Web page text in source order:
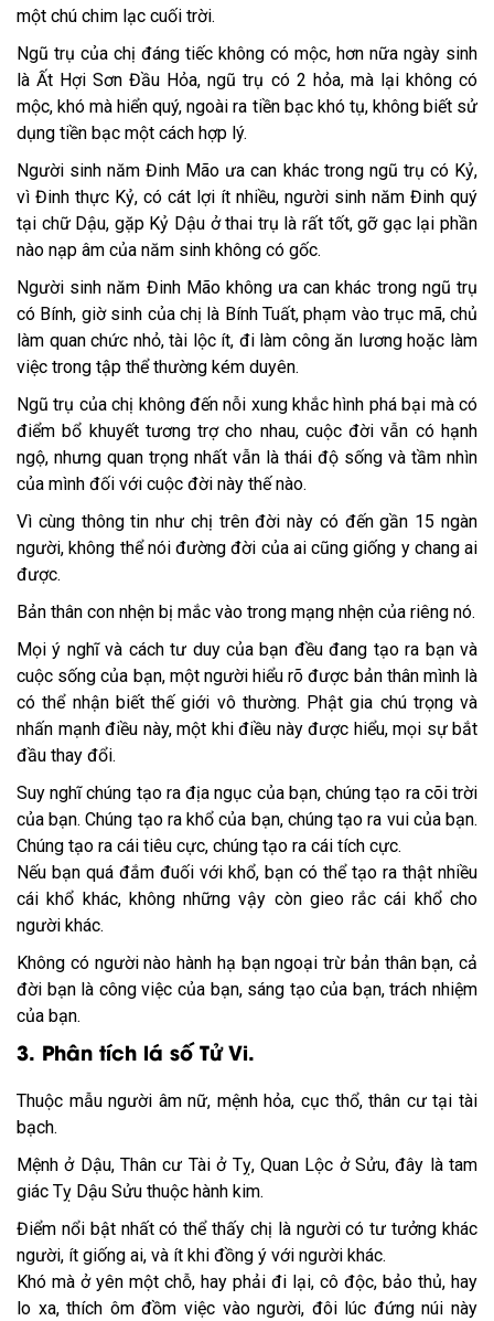
một chú chim lạc cuối trời.
Ngũ trụ của chị đáng tiếc không có mộc, hơn nữa ngày sinh
là Ất Hợi Sơn Đầu Hỏa, ngũ trụ có 2 hỏa, mà lại không có
mộc, khó mà hiển quý, ngoài ra tiền bạc khó tụ, không biết sử
dụng tiền bạc một cách hợp lý.
Người sinh năm Đinh Mão ưa can khác trong ngũ trụ có Kỷ,
vì Đinh thực Kỷ, có cát lợi ít nhiều, người sinh năm Đinh quý
tại chữ Dậu, gặp Kỷ Dậu ở thai trụ là rất tốt, gỡ gạc lại phần
nào nạp âm của năm sinh không có gốc.
Người sinh năm Đinh Mão không ưa can khác trong ngũ trụ
có Bính, giờ sinh của chị là Bính Tuất, phạm vào trục mã, chủ
làm quan chức nhỏ, tài lộc ít, đi làm công ăn lương hoặc làm
việc trong tập thể thường kém duyên.
Ngũ trụ của chị không đến nỗi xung khắc hình phá bại mà có
điểm bổ khuyết tương trợ cho nhau, cuộc đời vẫn có hạnh
ngộ, nhưng quan trọng nhất vẫn là thái độ sống và tầm nhìn
của mình đối với cuộc đời này thế nào.
Vì cùng thông tin như chị trên đời này có đến gần 15 ngàn
người, không thể nói đường đời của ai cũng giống y chang ai
được.
Bản thân con nhện bị mắc vào trong mạng nhện của riêng nó.
Mọi ý nghĩ và cách tư duy của bạn đều đang tạo ra bạn và
cuộc sống của bạn, một người hiểu rõ được bản thân mình là
có thể nhận biết thế giới vô thường. Phật gia chú trọng và
nhấn mạnh điều này, một khi điều này được hiểu, mọi sự bắt
đầu thay đổi.
Suy nghĩ chúng tạo ra địa ngục của bạn, chúng tạo ra cõi trời
của bạn. Chúng tạo ra khổ của bạn, chúng tạo ra vui của bạn.
Chúng tạo ra cái tiêu cực, chúng tạo ra cái tích cực.
Nếu bạn quá đắm đuối với khổ, bạn có thể tạo ra thật nhiều
cái khổ khác, không những vậy còn gieo rắc cái khổ cho
người khác.
Không có người nào hành hạ bạn ngoại trừ bản thân bạn, cả
đời bạn là công việc của bạn, sáng tạo của bạn, trách nhiệm
của bạn.
3. Phân tích lá số Tử Vi.
Thuộc mẫu người âm nữ, mệnh hỏa, cục thổ, thân cư tại tài
bạch.
Mệnh ở Dậu, Thân cư Tài ở Tỵ, Quan Lộc ở Sửu, đây là tam
giác Tỵ Dậu Sửu thuộc hành kim.
Điểm nổi bật nhất có thể thấy chị là người có tư tưởng khác
người, ít giống ai, và ít khi đồng ý với người khác.
Khó mà ở yên một chỗ, hay phải đi lại, cô độc, bảo thủ, hay
lo xa, thích ôm đồm việc vào người, đôi lúc đứng núi này